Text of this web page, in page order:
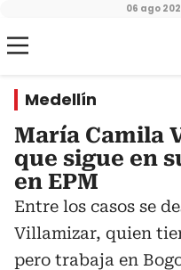
06 ago
Medellín
María Camila
que sigue en
en EPM
Entre los casos se
Villamizar, quien
pero trabaja en